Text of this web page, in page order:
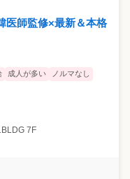
医師監修×最新＆本格
成人が多い
ノルマなし
7F